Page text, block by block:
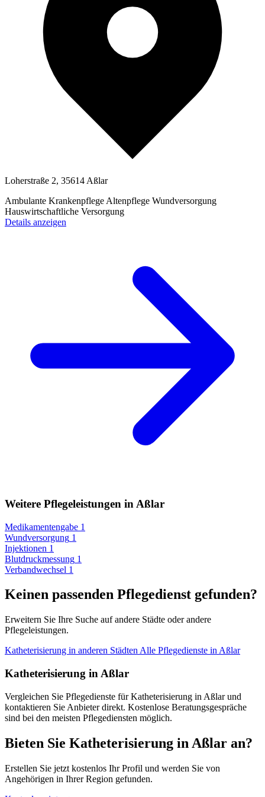
Loherstraße 2, 35614 Aßlar
Ambulante Krankenpflege Altenpflege Wundversorgung
Hauswirtschaftliche Versorgung
Details anzeigen
Weitere Pflegeleistungen in Aßlar
Medikamentengabe 1
Wundversorgung 1
Injektionen 1
Blutdruckmessung 1
Verbandwechsel 1
Keinen passenden Pflegedienst gefunden?
Erweitern Sie Ihre Suche auf andere Städte oder andere
Pflegeleistungen.
Katheterisierung in anderen Städten Alle Pflegedienste in Aßlar
Katheterisierung in Aßlar
Vergleichen Sie Pflegedienste für Katheterisierung in Aßlar und
kontaktieren Sie Anbieter direkt. Kostenlose Beratungsgespräche
sind bei den meisten Pflegediensten möglich.
Bieten Sie Katheterisierung in Aßlar an?
Erstellen Sie jetzt kostenlos Ihr Profil und werden Sie von
Angehörigen in Ihrer Region gefunden.